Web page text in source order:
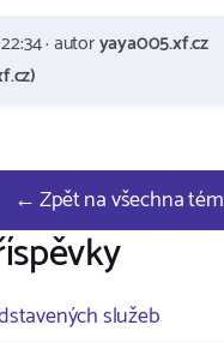
· autoryaya005.xf.cz
← Zpět na všechna
služeb